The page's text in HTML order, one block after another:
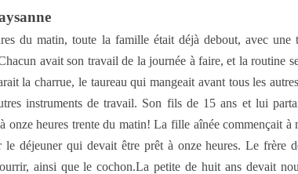
du matin, toute la famille était déjà debout, avec
avait son travail de la journée à faire, et la routine
la charrue, le taureau qui mangeait avant tous les
instruments de travail. Son fils de 15 ans et lui
onze heures trente du matin! La fille aînée commençait à
le déjeuner qui devait être prêt à onze heures. Le frère
ainsi que le cochon.La petite de huit ans devait